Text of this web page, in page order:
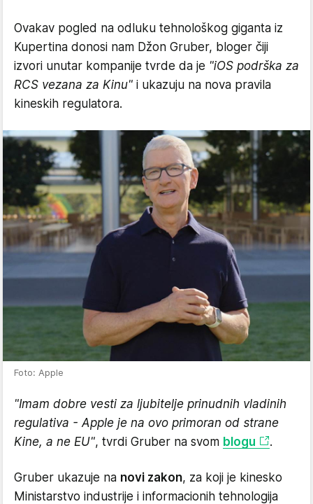
Ovakav pogled na odluku tehnološkog giganta iz
Kupertina donosi nam Džon Gruber, bloger čiji
izvori unutar kompanije tvrde da je "iOS podrška za
RCS vezana za Kinu" i ukazuju na nova pravila
kineskih regulatora.
Foto: Apple
"Imam dobre vesti za ljubitelje prinudnih vladinih
regulativa - Apple je na ovo primoran od strane
Kine, a ne EU", tvrdi Gruber na svom blogu .
Gruber ukazuje na novi zakon, za koji je kinesko
Ministarstvo industrije i informacionih tehnologija